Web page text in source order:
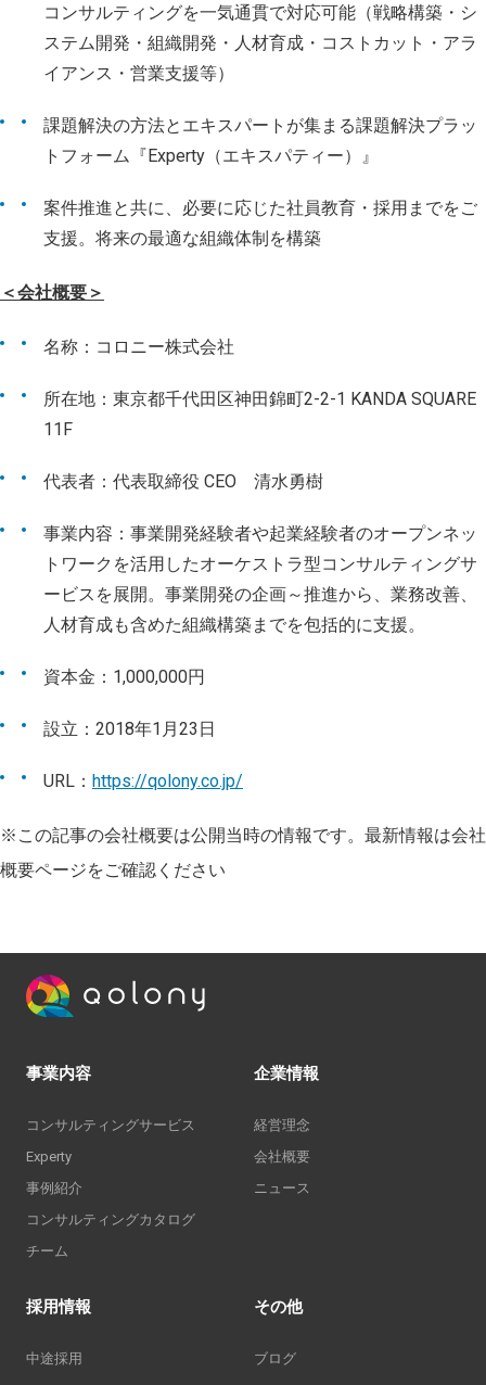
コンサルティングを一気通貫で対応可能（戦略構築・シ
ステム開発・組織開発・人材育成・コストカット・アラ
イアンス・営業支援等）
課題解決の方法とエキスパートが集まる課題解決プラッ
トフォーム『Experty（エキスパティー）』
案件推進と共に、必要に応じた社員教育・採⽤までをご
⽀援。将来の最適な組織体制を構築
＜会社概要＞
名称：コロニー株式会社
所在地：東京都千代田区神田錦町2-2-1 KANDA SQUARE
11F
代表者：代表取締役 CEO 清水勇樹
事業内容：事業開発経験者や起業経験者のオープンネッ
トワークを活用したオーケストラ型コンサルティングサ
ービスを展開。事業開発の企画～推進から、業務改善、
人材育成も含めた組織構築までを包括的に支援。
資本金：1,000,000円
設立：2018年1月23日
URL： https://qolony.co.jp/
※この記事の会社概要は公開当時の情報です。最新情報は会社
概要ページをご確認ください
事業内容
コンサルティングサービス
Experty
事例紹介
コンサルティングカタログ
チーム
採用情報
中途採用
企業情報
経営理念
会社概要
ニュース
その他
ブログ